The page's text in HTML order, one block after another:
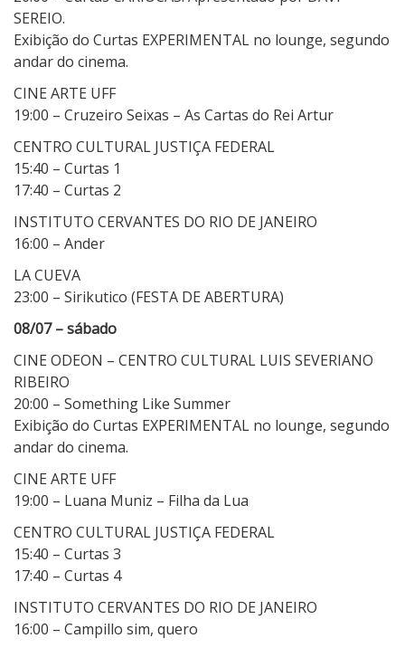
SEREIO.
Exibição do Curtas EXPERIMENTAL no lounge, segundo
andar do cinema.
CINE ARTE UFF
19:00 – Cruzeiro Seixas – As Cartas do Rei Artur
CENTRO CULTURAL JUSTIÇA FEDERAL
15:40 – Curtas 1
17:40 – Curtas 2
INSTITUTO CERVANTES DO RIO DE JANEIRO
16:00 – Ander
LA CUEVA
23:00 – Sirikutico (FESTA DE ABERTURA)
08/07 – sábado
CINE ODEON – CENTRO CULTURAL LUIS SEVERIANO
RIBEIRO
20:00 – Something Like Summer
Exibição do Curtas EXPERIMENTAL no lounge, segundo
andar do cinema.
CINE ARTE UFF
19:00 – Luana Muniz – Filha da Lua
CENTRO CULTURAL JUSTIÇA FEDERAL
15:40 – Curtas 3
17:40 – Curtas 4
INSTITUTO CERVANTES DO RIO DE JANEIRO
16:00 – Campillo sim, quero